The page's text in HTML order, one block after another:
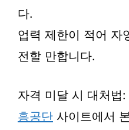
다.
업력 제한이 적어 자
전할 만합니다.
자격 미달 시 대처법:
흥공단 사이트에서